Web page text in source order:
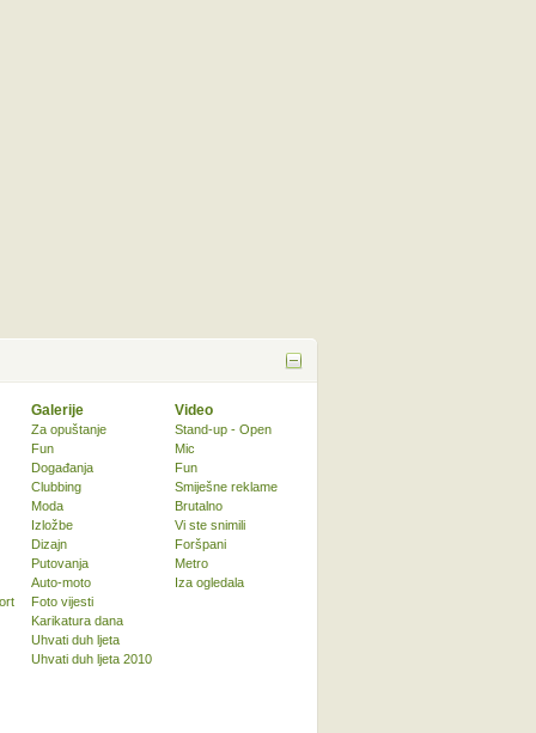
Galerije
Za opuštanje
Fun
Događanja
Clubbing
Moda
Izložbe
Dizajn
Putovanja
Auto-moto
Foto vijesti
Karikatura dana
Uhvati duh ljeta
Uhvati duh ljeta 2010
Video
Stand-up - Open
Mic
Fun
Smiješne reklame
Brutalno
Vi ste snimili
Foršpani
Metro
Iza ogledala